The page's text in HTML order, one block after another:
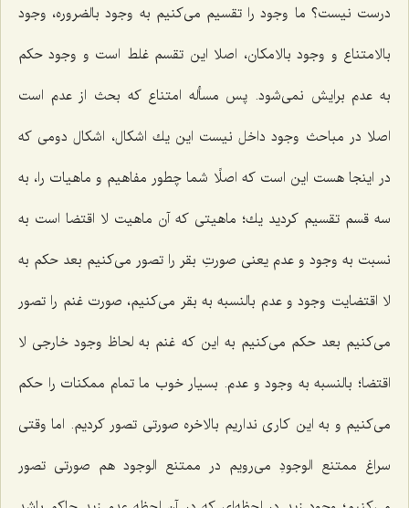
درست نیست؟ ما وجود را تقسیم مى‌كنیم به وجود بالضروره، وجود
بالامتناع و وجود بالامكان، اصلا این تقسم غلط است و وجود حكم
به عدم برایش نمى‌شود. پس مسأله امتناع كه بحث از عدم است
اصلا در مباحث وجود داخل نیست این یك اشكال، اشكال دومى كه
در اینجا هست این است كه اصلًا شما چطور مفاهیم و ماهیات را، به
سه قسم تقسیم كردید یك؛ ماهیتى كه آن ماهیت لا اقتضا است به
نسبت به وجود و عدم یعنى صورتِ بقر را تصور مى‌كنیم بعد حكم به
لا اقتضایت وجود و عدم بالنسبه به بقر مى‌كنیم، صورت غنم را تصور
مى‌كنیم بعد حكم مى‌كنیم به این كه غنم به لحاظ وجود خارجى لا
اقتضا؛ بالنسبه به وجود و عدم. بسیار خوب ما تمام ممكنات را حكم
مى‌كنیم و به این كارى نداریم بالاخره صورتى تصور كردیم. اما وقتى
سراغ ممتنع الوجودِ مى‌رویم در ممتنع الوجود هم صورتى تصور